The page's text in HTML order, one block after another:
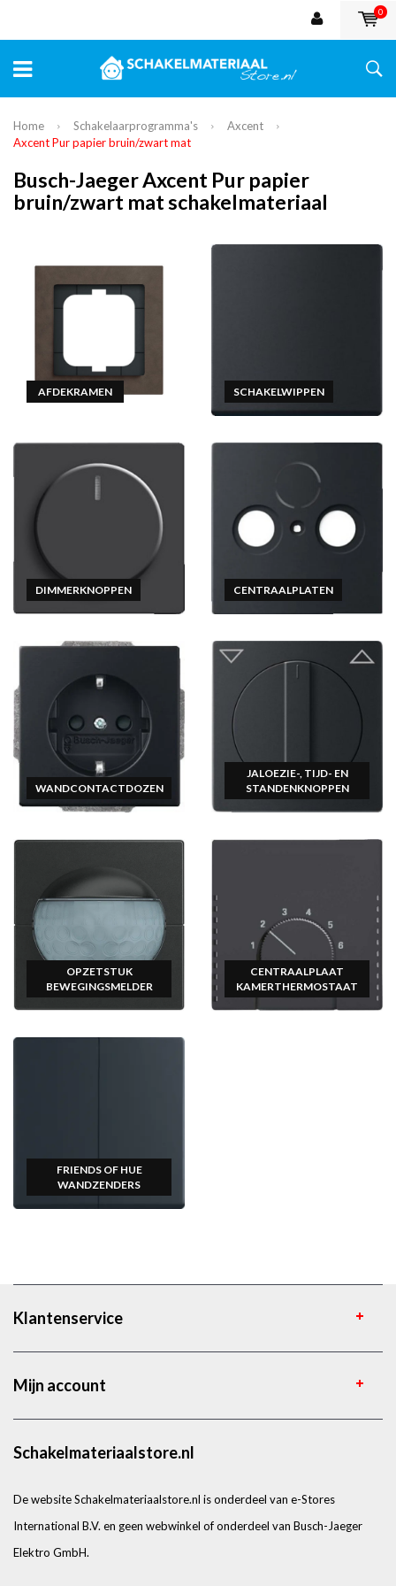
0
Home Schakelaarprogramma's
Axcent
Axcent Pur papier bruin/zwart mat
Busch-Jaeger Axcent Pur papier
bruin/zwart mat schakelmateriaal
AFDEKRAMEN SCHAKELWIPPEN
DIMMERKNOPPEN CENTRAALPLATEN
WANDCONTACTDOZEN
JALOEZIE-, TIJD- EN
STANDENKNOPPEN
OPZETSTUK
BEWEGINGSMELDER
CENTRAALPLAAT
KAMERTHERMOSTAAT
FRIENDS OF HUE
WANDZENDERS
Klantenservice
Mijn account
Schakelmateriaalstore.nl
De website Schakelmateriaalstore.nl is onderdeel van e-Stores
International B.V. en geen webwinkel of onderdeel van Busch-Jaeger
Elektro GmbH.